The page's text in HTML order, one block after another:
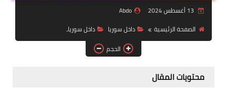
فرص عمل في العراق
فرص عمل في اليمن
Abdo
الصفحة الرئيسية
داخل سوريا
داخل سوريا،
الحجم
محتويات المقال